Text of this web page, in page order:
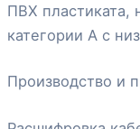
ПВХ пластиката,
категории А с
Производство и